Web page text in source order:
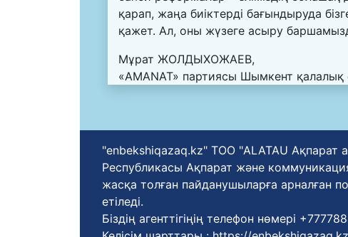
қарап, жаңа биіктерді бағындыруда
қажет. Ал, оны жүзеге асыру
Мұрат ЖОЛДЫХОЖАЕВ,
«AMANAT» партиясы Шымкент
"enbekshiqazaq.kz" ТОО "ALATAU Ақпарат
Республикасы Ақпарат және
жасқа толған пайданушыларға арналған
етіледі.
Біздің агенттігіңің телефон нөмері